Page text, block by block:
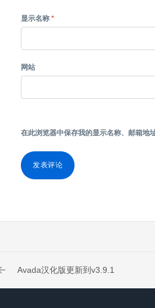
显示名称 *
网站
在此浏览器中保存我的显示名称、邮箱地
Avada汉化版更新到v3.9.1